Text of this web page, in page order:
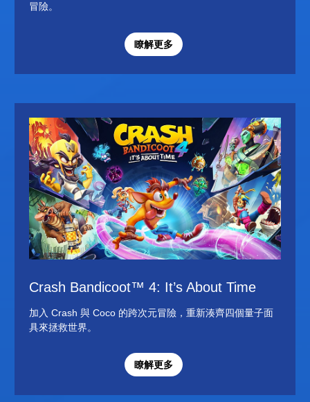
冒險。
瞭解更多
Crash Bandicoot™ 4: It’s About Time
加入 Crash 與 Coco 的跨次元冒險，重新湊齊四個量子面
具來拯救世界。
瞭解更多